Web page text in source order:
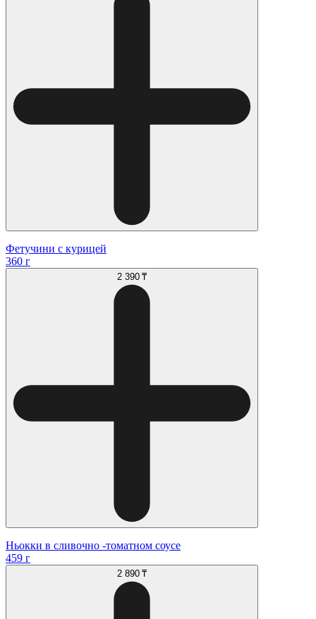
Фетучини с курицей
360 г
2 390 ₸
Ньокки в сливочно -томатном соусе
459 г
2 890 ₸